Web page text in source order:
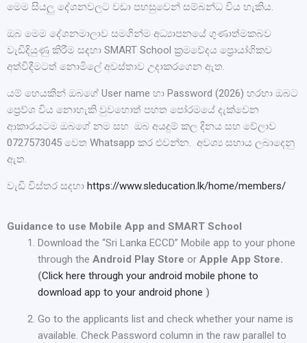
මෙම සියලු දේශනවලට වඩා පහසුවෙන් සම්බන්ධ විය හැකිය.
ඔබ මෙම දේශනමාලාව සමගින්ම අධ්‍යාපනයේ ගුණාත්මකබව
වැඩිදියුණු කිරීම සදහා SMART School ක්‍රමවේදය ප්‍රාෙයා්ගිකව
අත්විදීමටත් නොමිලේ අවස්තාව උදාකරගෙන ඇත.
යම් හෙයකින් ඔබගේ User name හා Password (2026) හරහා ඔබට
ප්‍රෙව්ශ විය නොහැකි වුවහොත් පහත පෝරමයේ දැක්වෙන
ආකාරයටම ඔබගේ නම සහ ඔබ අයදුම් කල දිනය සහ වේලාව
0727573045 වෙත Whatsapp කර එවන්න. අවශ්‍ය සහාය ලබාදෙනු
ඇත.
වැඩි විස්තර සදහා https://www.sleducation.lk/home/members/
Guidance to use Mobile App and SMART School
Download the “Sri Lanka ECCD” Mobile app to your phone
through the Android Play Store or Apple App Store.
(Click here through your android mobile phone to
download app to your android phone )
Go to the applicants list and check whether your name is
available. Check Password column in the raw parallel to